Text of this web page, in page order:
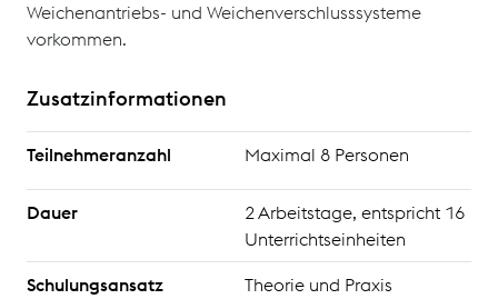
Weichenantriebs- und Weichenverschlusssysteme
vorkommen.
Zusatzinformationen
Teilnehmeranzahl Maximal 8 Personen
Dauer
2 Arbeitstage, entspricht 16
Unterrichtseinheiten
Schulungsansatz Theorie und Praxis